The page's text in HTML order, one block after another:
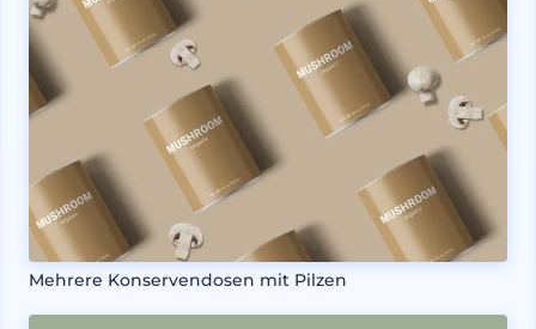
Mehrere Konservendosen mit Pilzen